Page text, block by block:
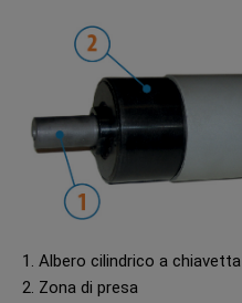
1. Albero cilindrico a chiavetta
2. Zona di presa